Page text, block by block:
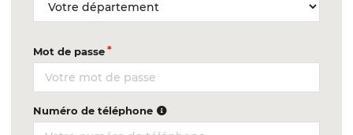
Mot de passe
Numéro de téléphone